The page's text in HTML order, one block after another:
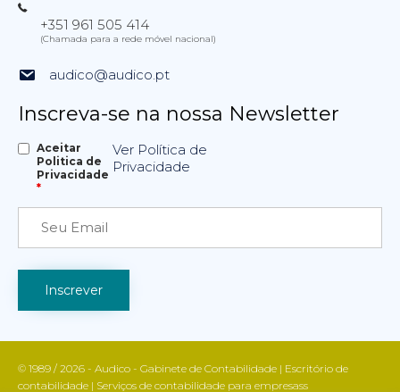
+351 961 505 414
(Chamada para a rede móvel nacional)
audico@audico.pt
Inscreva-se na nossa Newsletter
Aceitar
Politica de
Privacidade
*
Ver Política de
Privacidade
© 1989 / 2026 - Audico - Gabinete de Contabilidade | Escritório de
contabilidade | Serviços de contabilidade para empresass